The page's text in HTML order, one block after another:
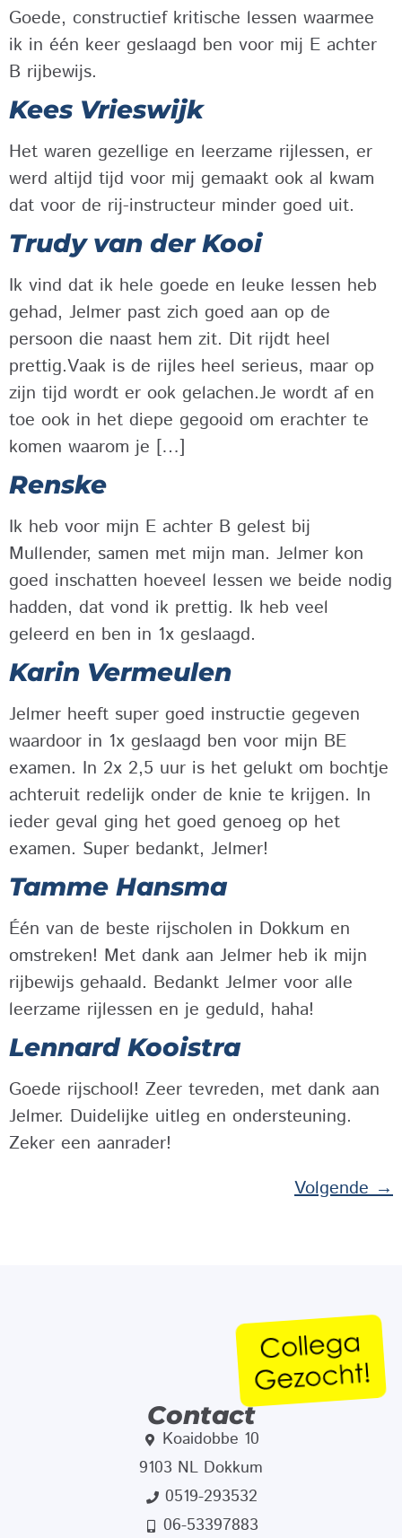
Goede, constructief kritische lessen waarmee
ik in één keer geslaagd ben voor mij E achter
B rijbewijs.
Kees Vrieswijk
Het waren gezellige en leerzame rijlessen, er
werd altijd tijd voor mij gemaakt ook al kwam
dat voor de rij-instructeur minder goed uit.
Trudy van der Kooi
Ik vind dat ik hele goede en leuke lessen heb
gehad, Jelmer past zich goed aan op de
persoon die naast hem zit. Dit rijdt heel
prettig.Vaak is de rijles heel serieus, maar op
zijn tijd wordt er ook gelachen.Je wordt af en
toe ook in het diepe gegooid om erachter te
komen waarom je […]
Renske
Ik heb voor mijn E achter B gelest bij
Mullender, samen met mijn man. Jelmer kon
goed inschatten hoeveel lessen we beide nodig
hadden, dat vond ik prettig. Ik heb veel
geleerd en ben in 1x geslaagd.
Karin Vermeulen
Jelmer heeft super goed instructie gegeven
waardoor in 1x geslaagd ben voor mijn BE
examen. In 2x 2,5 uur is het gelukt om bochtje
achteruit redelijk onder de knie te krijgen. In
ieder geval ging het goed genoeg op het
examen. Super bedankt, Jelmer!
Tamme Hansma
Één van de beste rijscholen in Dokkum en
omstreken! Met dank aan Jelmer heb ik mijn
rijbewijs gehaald. Bedankt Jelmer voor alle
leerzame rijlessen en je geduld, haha!
Lennard Kooistra
Goede rijschool! Zeer tevreden, met dank aan
Jelmer. Duidelijke uitleg en ondersteuning.
Zeker een aanrader!
Volgende→
Contact
Koaidobbe 10
9103 NL Dokkum
0519-293532
06-53397883